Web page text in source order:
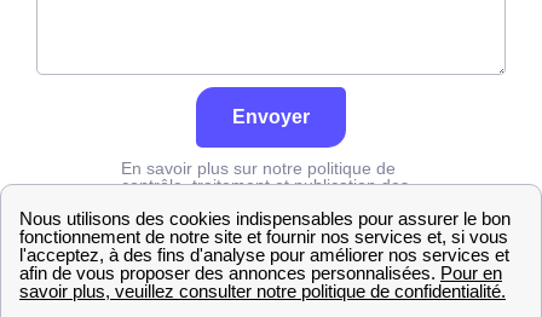
Envoyer
En savoir plus sur notre politique de
contrôle, traitement et publication des
Edf Loire Le Chambon-Feugerolles